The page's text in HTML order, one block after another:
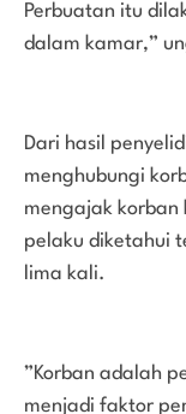
Perbuatan itu
dalam kamar,”
Dari hasil
menghubungi
mengajak korban
pelaku diketahui
lima kali.
”Korban adalah
menjadi faktor